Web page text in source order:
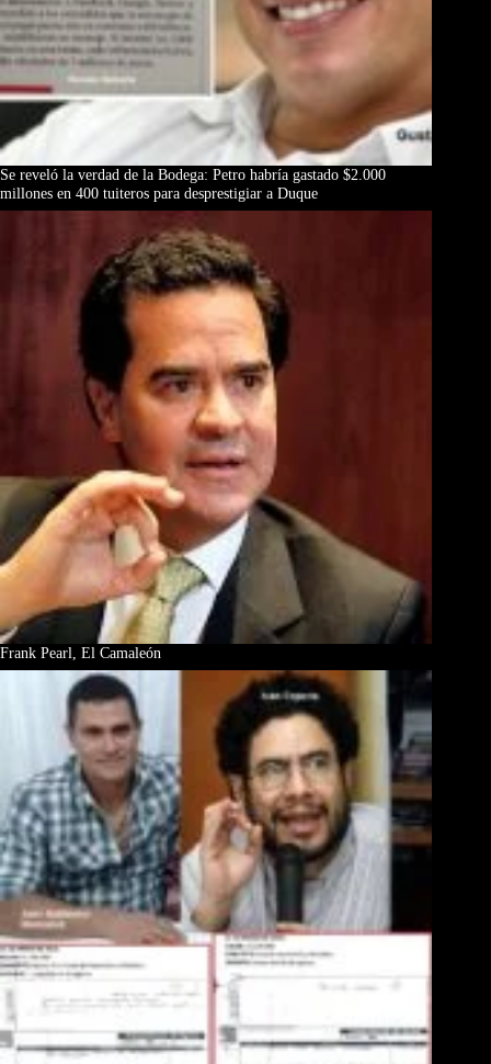
Se reveló la verdad de la Bodega: Petro habría gastado $2.000
millones en 400 tuiteros para desprestigiar a Duque
Frank Pearl, El Camaleón